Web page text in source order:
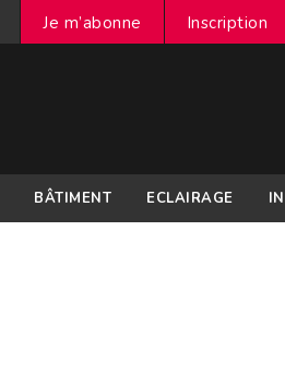
Je m’abonne Inscription
BÂTIMENT ECLAIRAGE